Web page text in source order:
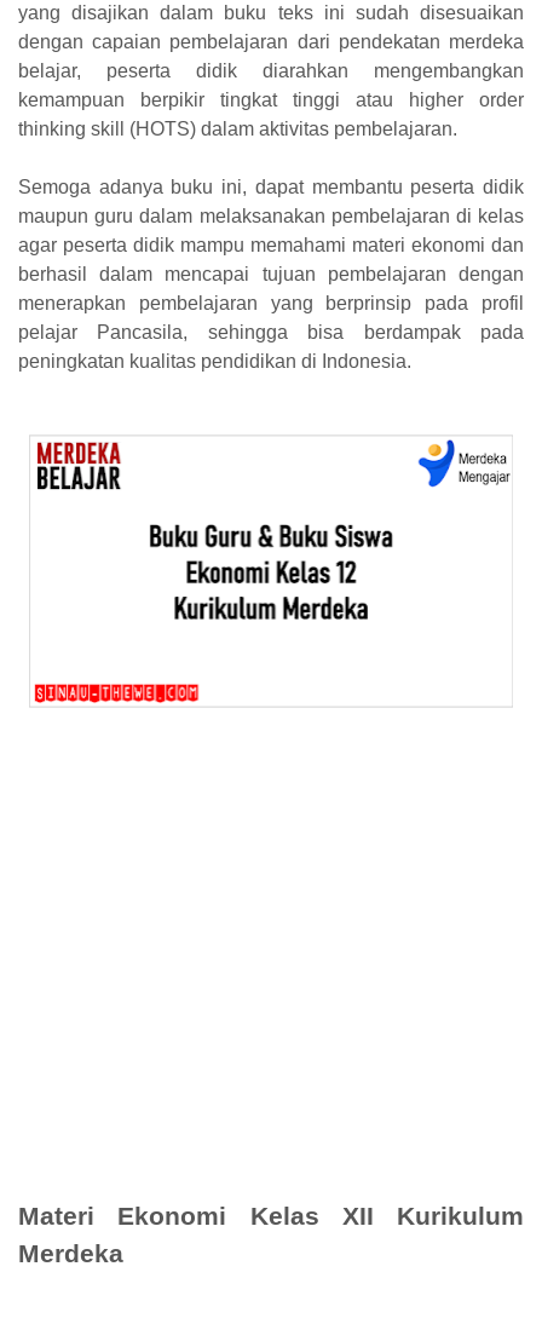
yang disajikan dalam buku teks ini sudah disesuaikan
dengan capaian pembelajaran dari pendekatan merdeka
belajar, peserta didik diarahkan mengembangkan
kemampuan berpikir tingkat tinggi atau higher order
thinking skill (HOTS) dalam aktivitas pembelajaran.
Semoga adanya buku ini, dapat membantu peserta didik
maupun guru dalam melaksanakan pembelajaran di kelas
agar peserta didik mampu memahami materi ekonomi dan
berhasil dalam mencapai tujuan pembelajaran dengan
menerapkan pembelajaran yang berprinsip pada profil
pelajar Pancasila, sehingga bisa berdampak pada
peningkatan kualitas pendidikan di Indonesia.
Materi Ekonomi Kelas XII Kurikulum
Merdeka